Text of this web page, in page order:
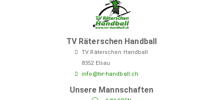
TV Räterschen Handball
TV Räterschen Handball
8352 Elsau
info@tvr-handball.ch
Unsere Mannschaften